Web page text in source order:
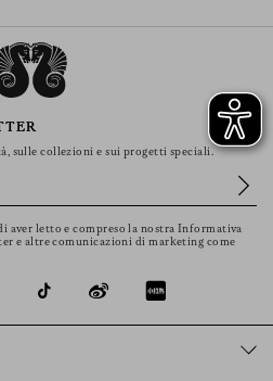
sulle collezioni e sui progetti speciali.
aver letto e compreso la nostra Informativa
e altre comunicazioni di marketing come